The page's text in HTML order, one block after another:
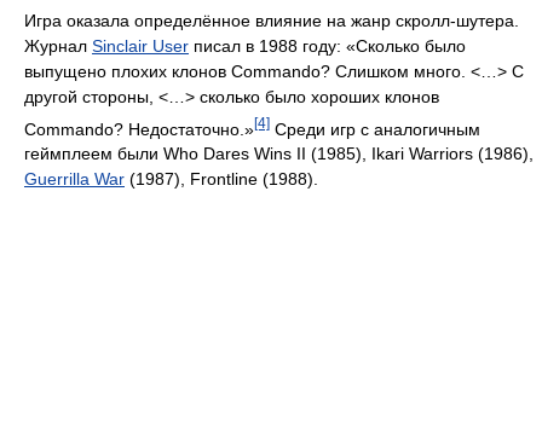
Игра оказала определённое влияние на жанр скролл-шутера.
Журнал Sinclair User писал в 1988 году: «Сколько было
выпущено плохих клонов Commando? Слишком много. <…> С
другой стороны, <…> сколько было хороших клонов
Commando? Недостаточно.»[4] Среди игр с аналогичным
геймплеем были Who Dares Wins II (1985), Ikari Warriors (1986),
Guerrilla War (1987), Frontline (1988).